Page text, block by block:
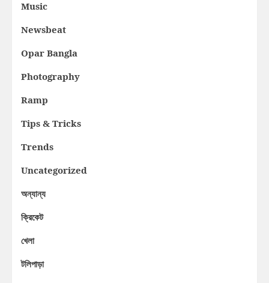
Music
Newsbeat
Opar Bangla
Photography
Ramp
Tips & Tricks
Trends
Uncategorized
অন্যান্য
ক্রিকেট
খেলা
টলিপাড়া